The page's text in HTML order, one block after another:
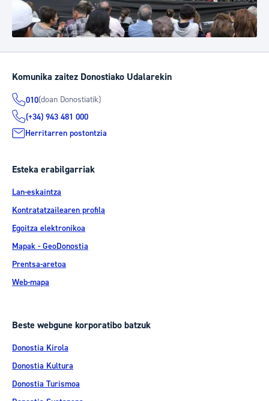
Komunika zaitez Donostiako Udalarekin
010(doan Donostiatik)
(+34) 943 481 000
Herritarren postontzia
Esteka erabilgarriak
Lan-eskaintza
Kontratatzailearen profila
Egoitza elektronikoa
Mapak - GeoDonostia
Prentsa-aretoa
Web-mapa
Beste webgune korporatibo batzuk
Donostia Kirola
Donostia Kultura
Donostia Turismoa